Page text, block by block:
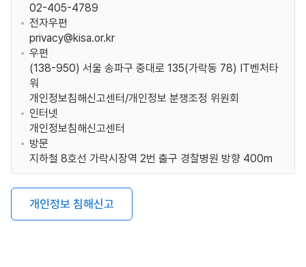
02-405-4789
전자우편
privacy@kisa.or.kr
우편
(138-950) 서울 송파구 중대로 135(가락동 78) IT벤처타
워
개인정보침해신고센터/개인정보 분쟁조정 위원회
인터넷
개인정보침해신고센터
방문
지하철 8호선 가락시장역 2번 출구 경찰병원 방향 400m
개인정보 침해신고